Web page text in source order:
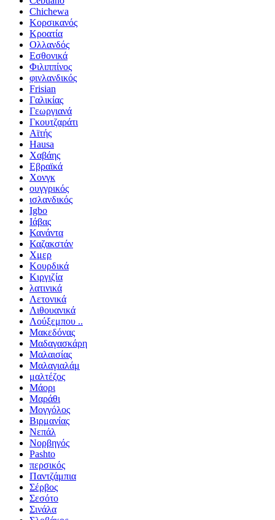
Chichewa
Κορσικανός
Κροατία
Ολλανδός
Εσθονικά
Φιλιππίνος
φινλανδικός
Frisian
Γαλικίας
Γεωργιανά
Γκουτζαράτι
Αϊτής
Hausa
Χαβάης
Εβραϊκά
Χονγκ
ουγγρικός
ισλανδικός
Igbo
Ιάβας
Κανάντα
Καζακστάν
Χμερ
Κουρδικά
Κιργιζία
λατινικά
Λετονικά
Λιθουανικά
Λούξεμπου ..
Μακεδόνας
Μαδαγασκάρη
Μαλαισίας
Μαλαγιαλάμ
μαλτέζος
Μάορι
Μαράθι
Μογγόλος
Βιρμανίας
Νεπάλ
Νορβηγός
Pashto
περσικός
Παντζάμπια
Σέρβος
Σεσότο
Σινάλα